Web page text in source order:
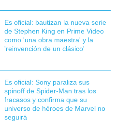
Es oficial: bautizan la nueva serie
de Stephen King en Prime Video
como 'una obra maestra' y la
'reinvención de un clásico'
Es oficial: Sony paraliza sus
spinoff de Spider-Man tras los
fracasos y confirma que su
universo de héroes de Marvel no
seguirá